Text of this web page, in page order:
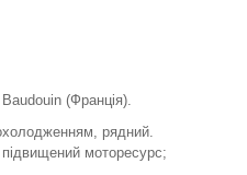
(Франція).
рядний.
моторесурс;